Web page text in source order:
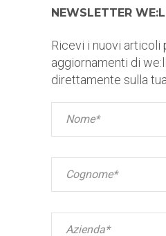
NEWSLETTER
Ricevi i nuovi articoli
aggiornamenti di
direttamente sulla